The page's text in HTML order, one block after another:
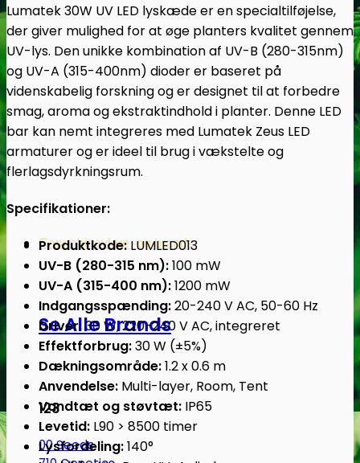
Cannabisavlere -og brands
Se Alle Brands
123
00 Seeds
Lumatek 30W UV LED lyskæde er en specialtilføjelse,
der giver mulighed for at øge planters kvalitet gennem
UV-lys. Den unikke kombination af UV-B (280-315nm)
og UV-A (315-400nm) dioder er baseret på
videnskabelig forskning og er designet til at forbedre
smag, aroma og ekstraktindhold i planter. Denne LED
bar kan nemt integreres med Lumatek Zeus LED
armaturer og er ideel til brug i vækstelte og
flerlagsdyrkningsrum.
Specifikationer:
Produktkode:LUMLED013
UV-B (280-315 nm):100 mW
UV-A (315-400 nm):1200 mW
Indgangsspænding:20-240 V AC, 50-60 Hz
Driver:30 W, 220-240 V AC, integreret
Effektforbrug:30 W (±5%)
Dækningsområde:1.2 x 0.6 m
Anvendelse: Multi-layer, Room, Tent
Vandtæt og støvtæt: IP65
Levetid: L90 > 8500 timer
Lysfordeling:140°